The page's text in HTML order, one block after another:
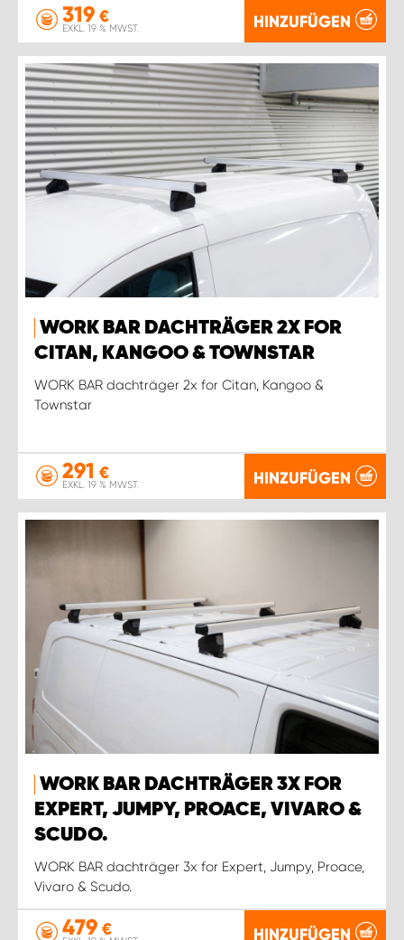
319 €
EXKL. 19 % MWST. HINZUFÜGEN
WORK BAR DACHTRÄGER 2X FOR
CITAN, KANGOO & TOWNSTAR
WORK BAR dachträger 2x for Citan, Kangoo &
Townstar
291 €
EXKL. 19 % MWST. HINZUFÜGEN
WORK BAR DACHTRÄGER 3X FOR
EXPERT, JUMPY, PROACE, VIVARO &
SCUDO.
WORK BAR dachträger 3x for Expert, Jumpy, Proace,
Vivaro & Scudo.
479 € HINZUFÜGEN